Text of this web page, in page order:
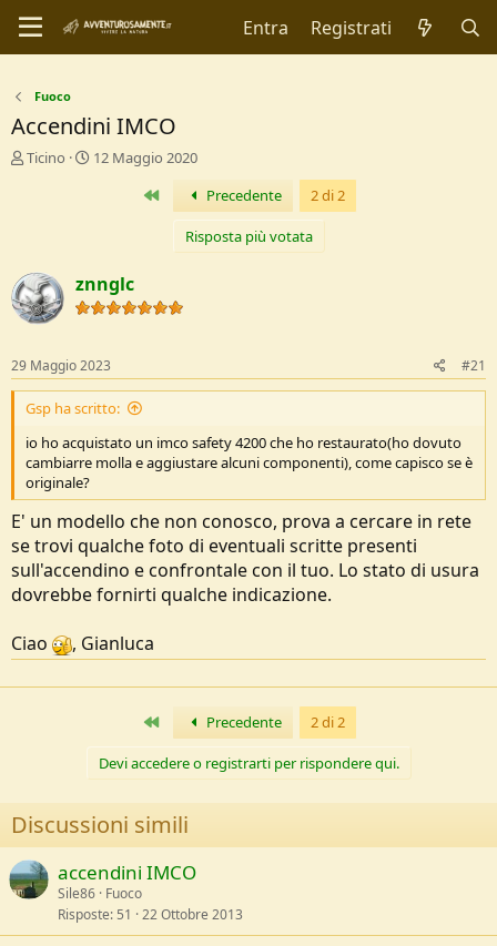
Entra Registrati
Fuoco
Accendini IMCO
C
r
e
D
s
c
u
s
s
i
o
n
e
Ticino
D
I
n
i
i
o
12 Maggio 2020
Primo Precedente 2 di 2
Risposta più votata
znnglc
29 Maggio 2023 #21
Gsp ha scritto:
io ho acquistato un imco safety 4200 che ho restaurato(ho dovuto
cambiarre molla e aggiustare alcuni componenti), come capisco se è
originale?
E' un modello che non conosco, prova a cercare in rete
se trovi qualche foto di eventuali scritte presenti
sull'accendino e confrontale con il tuo. Lo stato di usura
dovrebbe fornirti qualche indicazione.
Ciao
, Gianluca
Primo Precedente 2 di 2
Devi accedere o registrarti per rispondere qui.
Discussioni simili
accendini IMCO
Sile86 Fuoco
Risposte 51 22 Ottobre 2013